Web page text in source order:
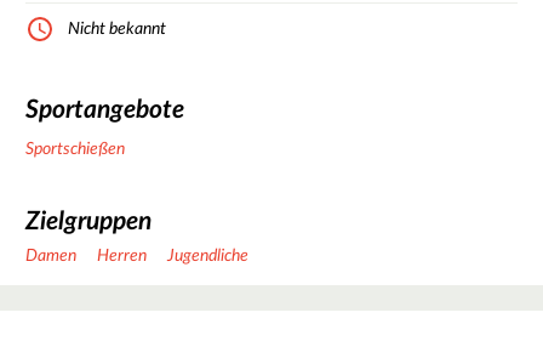
Nicht bekannt
Sportangebote
Sportschießen
Zielgruppen
Damen Herren Jugendliche